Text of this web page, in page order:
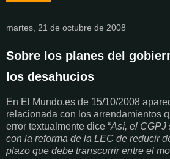
martes, 21 de octubre de 2008
Sobre los planes del
los desahucios
En El Mundo.es de 15/10/2008
relacionada con los arrendamientos
error textualmente dice “Así, el CGPJ
con la reforma de la LEC de reducir
plazo que debe transcurrir entre el